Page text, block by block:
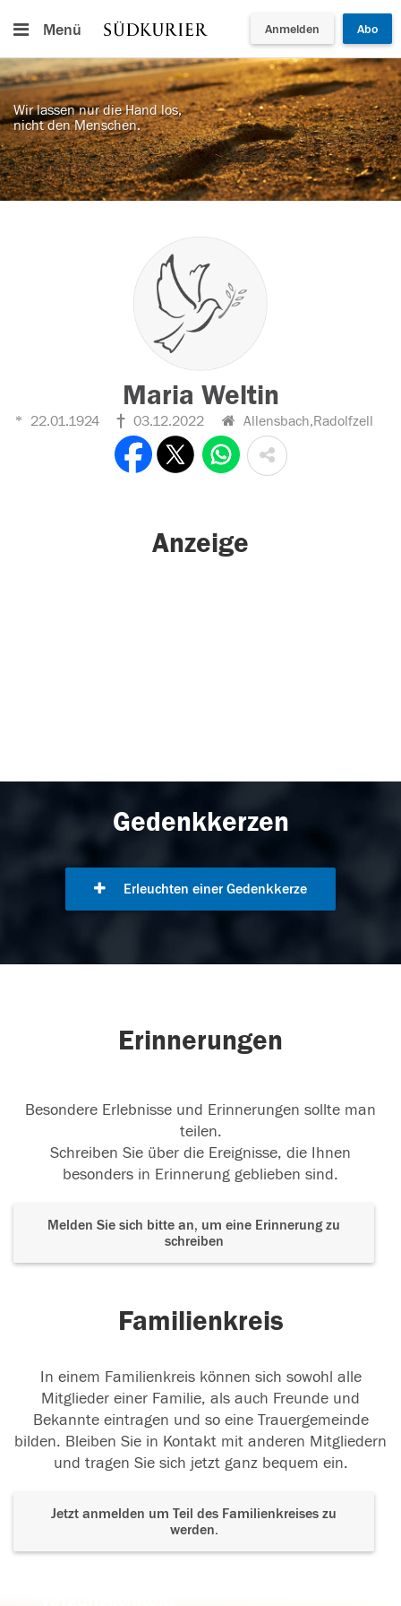
Menü Anmelden Abo
Wir lassen nur die Hand los,
nicht den Menschen.
Maria Weltin
22.01.1924 03.12.2022 Allensbach,Radolfzell
Anzeige
Gedenkkerzen
Erleuchten einer Gedenkkerze
Erinnerungen
Besondere Erlebnisse und Erinnerungen sollte man
teilen.
Schreiben Sie über die Ereignisse, die Ihnen
besonders in Erinnerung geblieben sind.
Melden Sie sich bitte an, um eine Erinnerung zu
schreiben
Familienkreis
In einem Familienkreis können sich sowohl alle
Mitglieder einer Familie, als auch Freunde und
Bekannte eintragen und so eine Trauergemeinde
bilden. Bleiben Sie in Kontakt mit anderen Mitgliedern
und tragen Sie sich jetzt ganz bequem ein.
Jetzt anmelden um Teil des Familienkreises zu
werden.